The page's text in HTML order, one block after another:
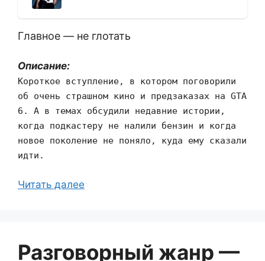
Главное — не глотать
Описание:
Короткое вступление, в котором поговорили
об очень страшном кино и предзаказах на GTA
6. А в темах обсудили недавние истории,
когда подкастеру не налили бензин и когда
новое поколение не поняло, куда ему сказали
идти.
Читать далее
Разговорный жанр —